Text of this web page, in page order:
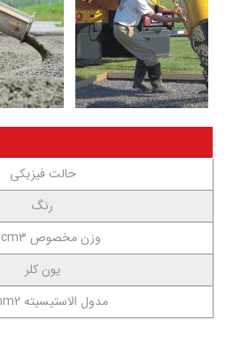
حالت فیزیکی
رنگ
وزن مخصوص gr/cm3
یون کلر
مدول الاستیسیته N/mm2